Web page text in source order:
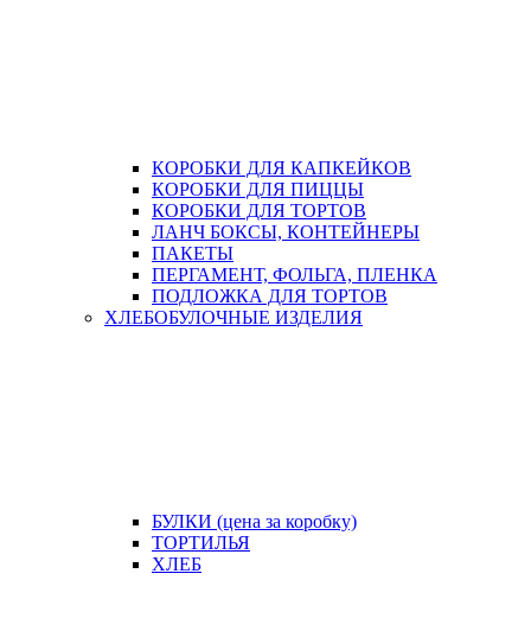
КОРОБКИ ДЛЯ КАПКЕЙКОВ
КОРОБКИ ДЛЯ ПИЦЦЫ
КОРОБКИ ДЛЯ ТОРТОВ
ЛАНЧ БОКСЫ, КОНТЕЙНЕРЫ
ПАКЕТЫ
ПЕРГАМЕНТ, ФОЛЬГА, ПЛЕНКА
ПОДЛОЖКА ДЛЯ ТОРТОВ
ХЛЕБОБУЛОЧНЫЕ ИЗДЕЛИЯ
БУЛКИ (цена за коробку)
ТОРТИЛЬЯ
ХЛЕБ